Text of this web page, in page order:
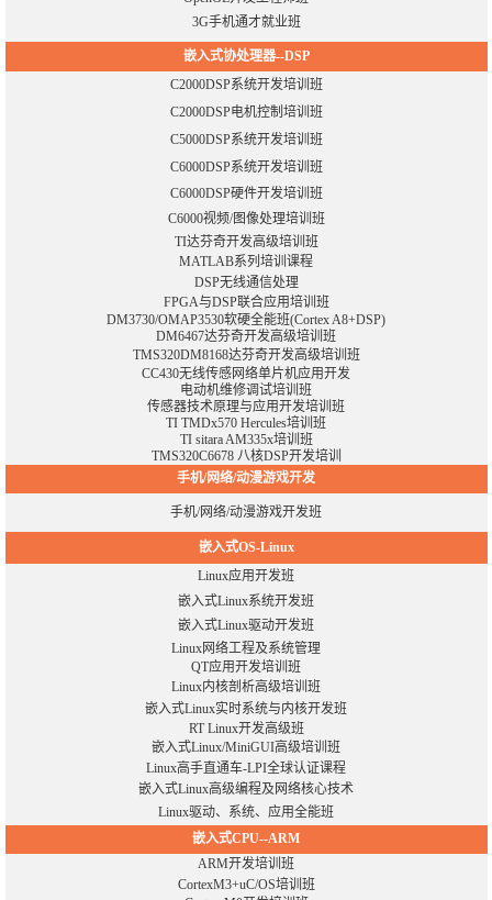
3G手机通才就业班
嵌入式协处理器--DSP
C2000DSP系统开发培训班
C2000DSP电机控制培训班
C5000DSP系统开发培训班
C6000DSP系统开发培训班
C6000DSP硬件开发培训班
C6000视频/图像处理培训班
TI达芬奇开发高级培训班
MATLAB系列培训课程
DSP无线通信处理
FPGA与DSP联合应用培训班
DM3730/OMAP3530软硬全能班(Cortex A8+DSP)
DM6467达芬奇开发高级培训班
TMS320DM8168达芬奇开发高级培训班
CC430无线传感网络单片机应用开发
电动机维修调试培训班
传感器技术原理与应用开发培训班
TI TMDx570 Hercules培训班
TI sitara AM335x培训班
TMS320C6678 八核DSP开发培训
手机/网络/动漫游戏开发
手机/网络/动漫游戏开发班
嵌入式OS-Linux
Linux应用开发班
嵌入式Linux系统开发班
嵌入式Linux驱动开发班
Linux网络工程及系统管理
QT应用开发培训班
Linux内核剖析高级培训班
嵌入式Linux实时系统与内核开发班
RT Linux开发高级班
嵌入式Linux/MiniGUI高级培训班
Linux高手直通车-LPI全球认证课程
嵌入式Linux高级编程及网络核心技术
Linux驱动、系统、应用全能班
嵌入式CPU--ARM
ARM开发培训班
CortexM3+uC/OS培训班